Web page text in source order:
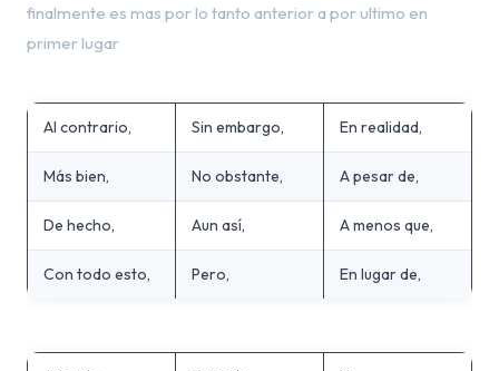
finalmente es mas por lo tanto anterior a por ultimo en
primer lugar
Al contrario, Sin embargo, En realidad,
Más bien, No obstante, A pesar de,
De hecho, Aun así, A menos que,
Con todo esto, Pero, En lugar de,